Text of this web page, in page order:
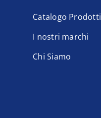
Catalogo Prodotti
I nostri marchi
Chi Siamo